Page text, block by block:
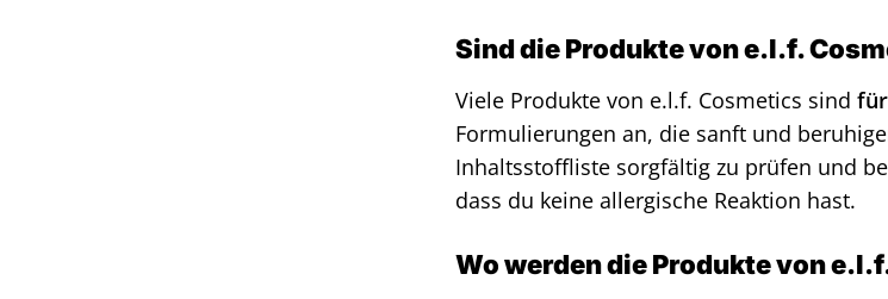
Sind die Produkte von e.l.f.
Viele Produkte von e.l.f. Cosmetics sind
Formulierungen an, die sanft und
Inhaltsstoffliste sorgfältig zu prüfen und
dass du keine allergische Reaktion hast.
Wo werden die Produkte von